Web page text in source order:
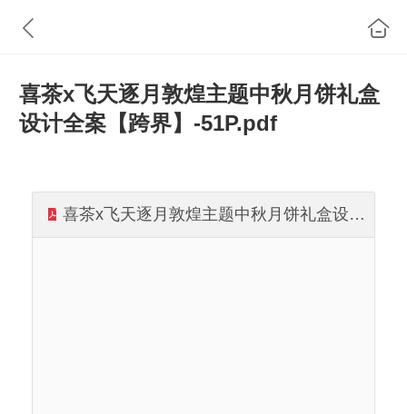
喜茶x飞天逐月敦煌主题中秋月饼礼盒
设计全案【跨界】-51P.pdf
喜茶x飞天逐月敦煌主题中秋月饼礼盒设计全案【跨界】-51P.pdf